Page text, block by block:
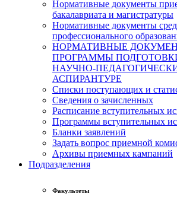
Нормативные документы
бакалавриата и магистратуры
Нормативные документы
профессионального
НОРМАТИВНЫЕ
ПРОГРАММЫ
НАУЧНО-
АСПИРАНТУРЕ
Списки поступающих и
Сведения о зачисленных
Расписание вступительных
Программы вступительных
Бланки заявлений
Задать вопрос приемной
Архивы приемных кампаний
Подразделения
Факультеты